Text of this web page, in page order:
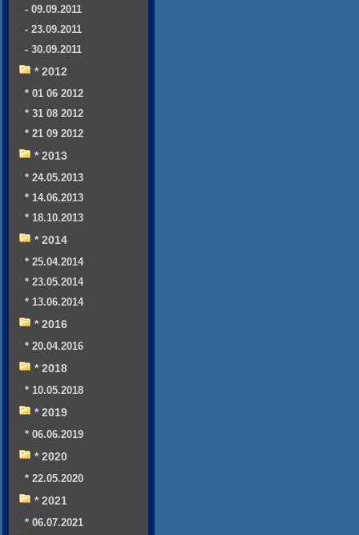
- 09.09.2011
- 23.09.2011
- 30.09.2011
* 2012
* 01 06 2012
* 31 08 2012
* 21 09 2012
* 2013
* 24.05.2013
* 14.06.2013
* 18.10.2013
* 2014
* 25.04.2014
* 23.05.2014
* 13.06.2014
* 2016
* 20.04.2016
* 2018
* 10.05.2018
* 2019
* 06.06.2019
* 2020
* 22.05.2020
* 2021
* 06.07.2021